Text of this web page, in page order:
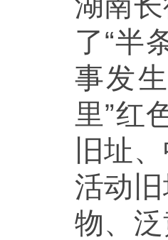
了“半
事发
里”红
旧址
活动
物、